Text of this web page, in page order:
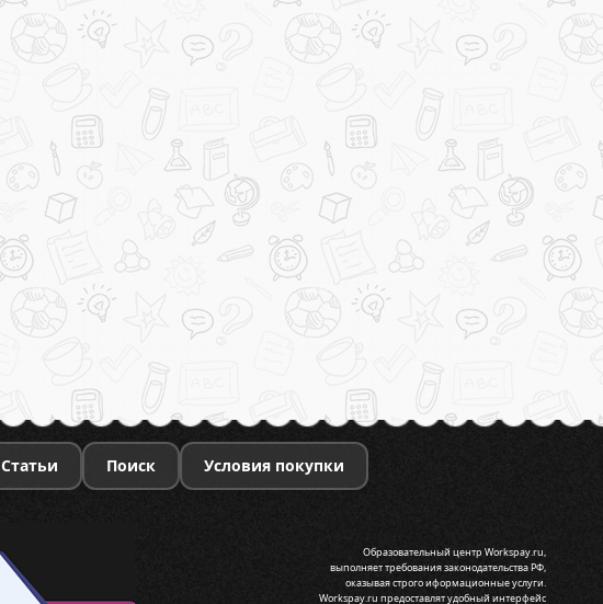
Статьи Поиск Условия покупки
Образовательный центр Workspay.ru,
выполняет требования законодательства РФ,
оказывая строго иформационные услуги.
Workspay.ru предоставлят удобный интерфейс